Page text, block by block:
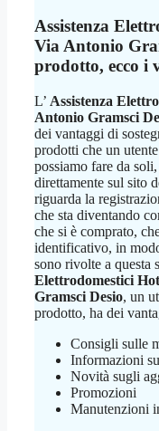
Assistenza
Via Antonio
prodotto, ecco i
L’ Assistenza
Antonio Gramsci
dei vantaggi di
prodotti che un
possiamo fare da
direttamente sul sito
riguarda la
che sta diventando
che si è comprato,
identificativo, in
sono rivolte a questa
Elettrodomestici
Gramsci Desio, un
prodotto, ha dei
Consigli sulle
Informazioni
Novità sugli
Promozioni
Manutenzioni